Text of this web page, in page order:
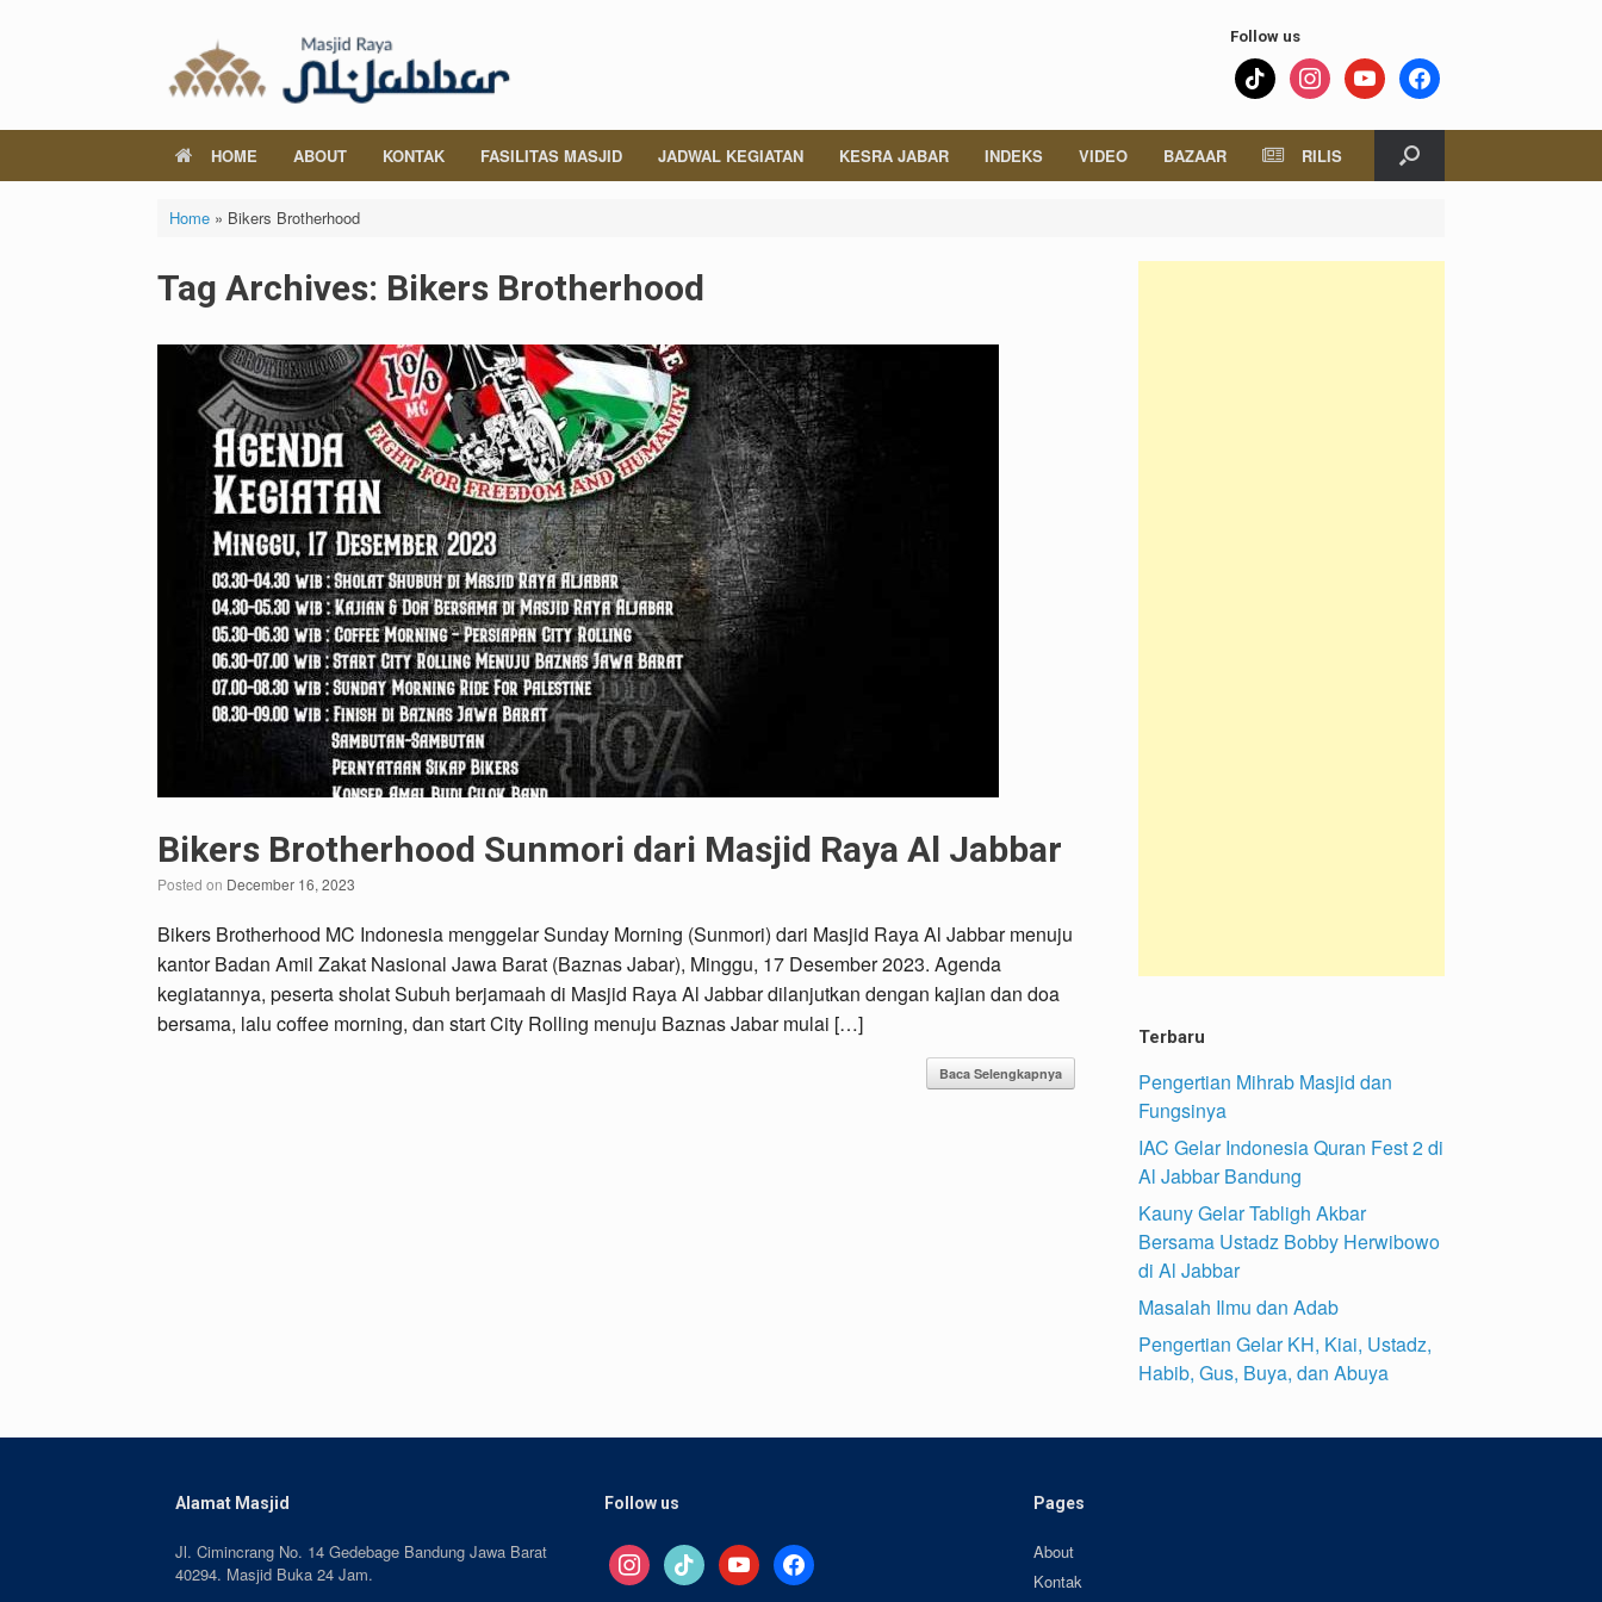
Follow us
tiktok instagramyoutube facebook
HOME ABOUT KONTAK FASILITAS MASJID JADWAL KEGIATAN KESRA JABAR INDEKS VIDEO BAZAAR RILIS
Home» Bikers Brotherhood
Tag Archives: Bikers Brotherhood
Bikers Brotherhood Sunmori dari Masjid Raya Al Jabbar
Posted on December 16, 2023
Bikers Brotherhood MC Indonesia menggelar Sunday Morning (Sunmori) dari Masjid Raya Al Jabbar menuju
kantor Badan Amil Zakat Nasional Jawa Barat (Baznas Jabar), Minggu, 17 Desember 2023. Agenda
kegiatannya, peserta sholat Subuh berjamaah di Masjid Raya Al Jabbar dilanjutkan dengan kajian dan doa
bersama, lalu coffee morning, dan start City Rolling menuju Baznas Jabar mulai […]
Baca Selengkapnya
Terbaru
Pengertian Mihrab Masjid dan
Fungsinya
IAC Gelar Indonesia Quran Fest 2 di
Al Jabbar Bandung
Kauny Gelar Tabligh Akbar
Bersama Ustadz Bobby Herwibowo
di Al Jabbar
Masalah Ilmu dan Adab
Pengertian Gelar KH, Kiai, Ustadz,
Habib, Gus, Buya, dan Abuya
Alamat Masjid
Jl. Cimincrang No. 14 Gedebage Bandung Jawa Barat
40294. Masjid Buka 24 Jam.
Follow us
instagramtiktok youtube facebook
Pages
About
Kontak